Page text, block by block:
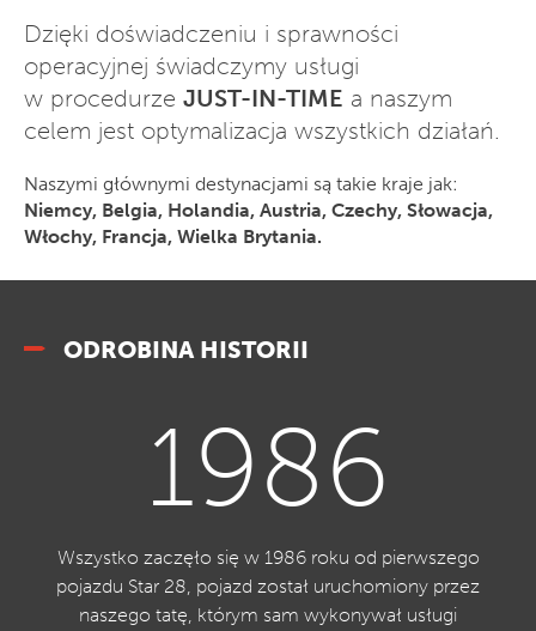
Dzięki doświadczeniu i sprawności
operacyjnej świadczymy usługi
w procedurze JUST-IN-TIME a naszym
celem jest optymalizacja wszystkich działań.
Naszymi głównymi destynacjami są takie kraje jak:
Niemcy, Belgia, Holandia, Austria, Czechy, Słowacja,
Włochy, Francja, Wielka Brytania.
ODROBINA HISTORII
1986
Wszystko zaczęło się w 1986 roku od pierwszego
pojazdu Star 28, pojazd został uruchomiony przez
naszego tatę, którym sam wykonywał usługi